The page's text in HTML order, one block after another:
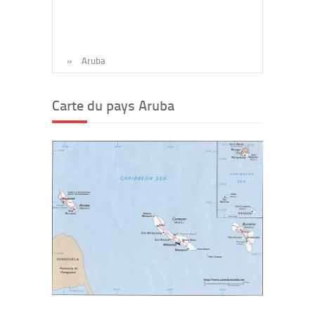
» Aruba
Carte du pays Aruba